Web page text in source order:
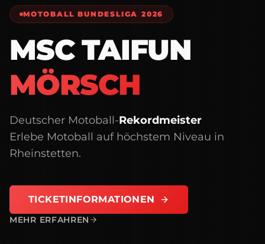
MOTOBALL BUNDESLIGA 2026
MSC TAIFUN
MÖRSCH
Deutscher Motoball-Rekordmeister
Erlebe Motoball auf höchstem Niveau in
Rheinstetten.
TICKETINFORMATIONEN
MEHR ERFAHREN